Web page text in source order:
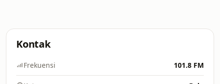
Kontak
Frekuensi 101.8 FM